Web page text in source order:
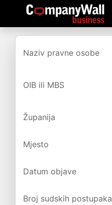
Naziv pravne osobe
OIB ili MBS
Županija
Mjesto
Datum objave
Broj sudskih postupaka